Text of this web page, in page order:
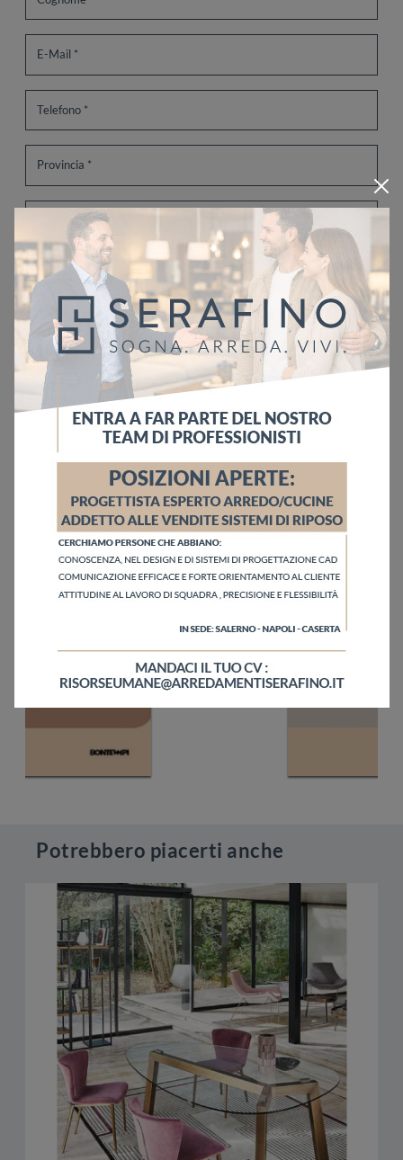
Sfoglia i cataloghi
Ho letto l'informativa sulla Privacy Policy
Invia
Potrebbero piacerti anche